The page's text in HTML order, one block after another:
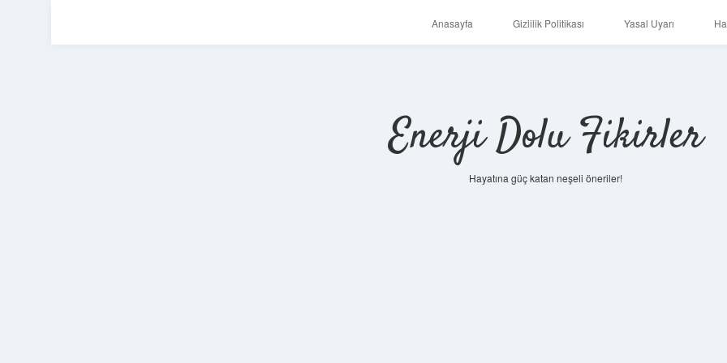
Anasayfa Gizlilik Politikası Yasal Uyarı
Enerji Dolu Fikirler
Hayatına güç katan neşeli öneriler!